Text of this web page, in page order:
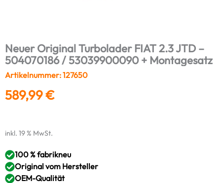
Neuer Original Turbolader FIAT 2.3 JTD –
504070186 / 53039900090 + Montagesatz
Artikelnummer: 127650
589,99€
inkl. 19 % MwSt.
100 % fabrikneu
Original vom Hersteller
OEM-Qualität